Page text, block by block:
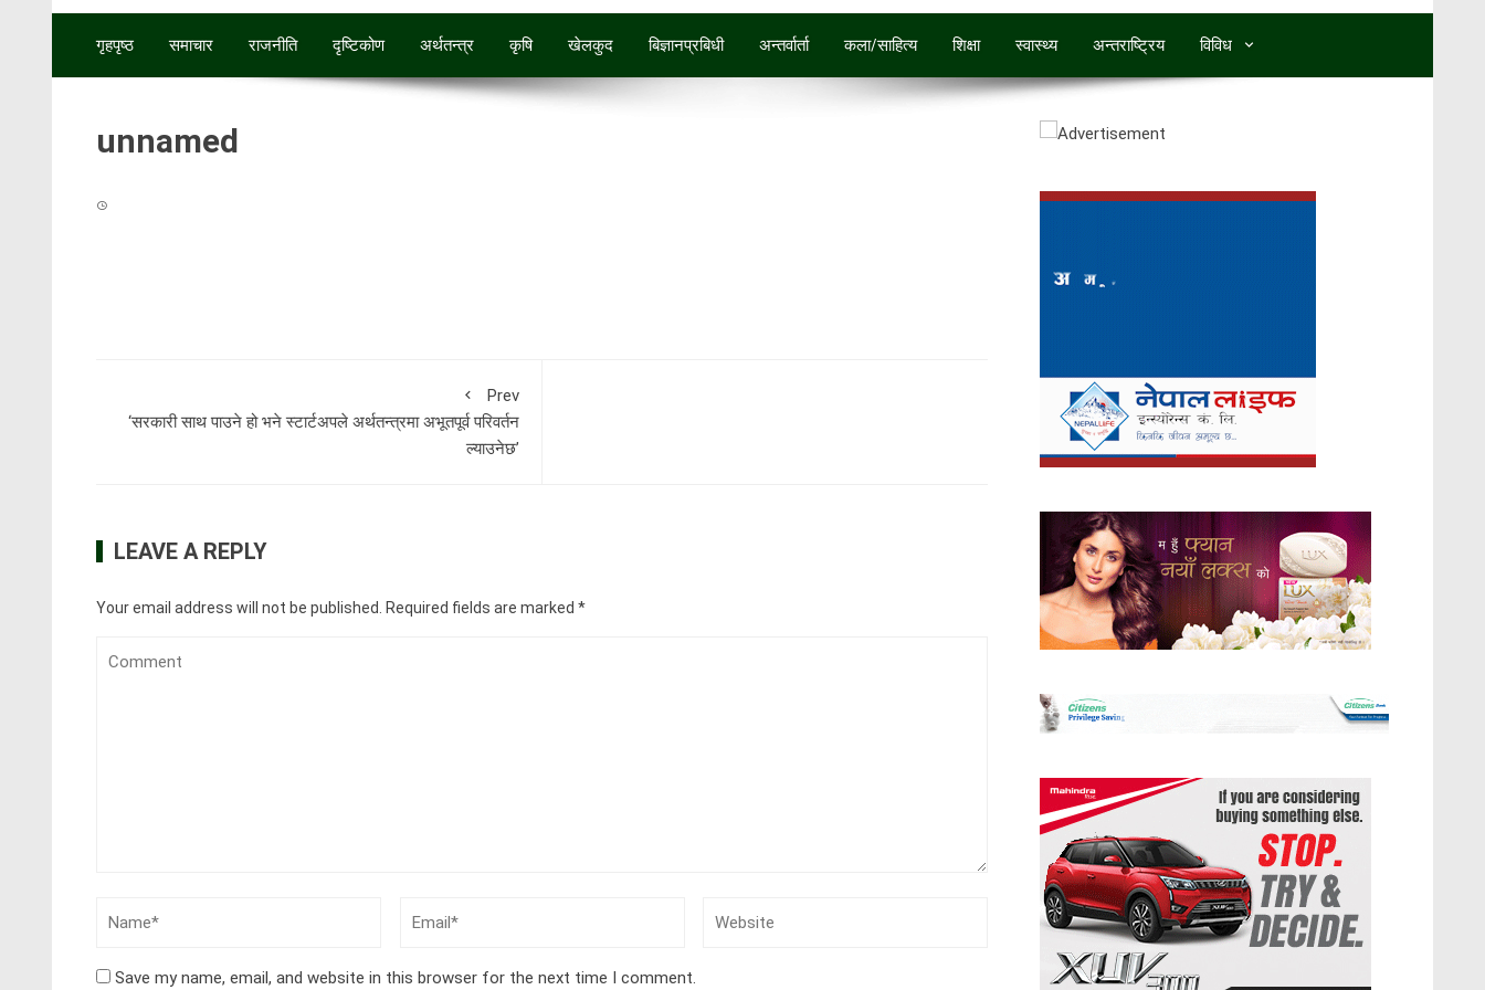
गृहपृष्ठ समाचार राजनीति दृष्टिकोण अर्थतन्‍त्र कृषि खेलकुद बिज्ञानप्रबिधी अन्तर्वार्ता कला/साहित्य शिक्षा स्वास्थ्य अन्तराष्ट्रिय विविध
unnamed
Prev
‘सरकारी साथ पाउने हो भने स्टार्टअपले अर्थतन्त्रमा अभूतपूर्व परिवर्तन
ल्याउनेछ’
LEAVE A REPLY
Your email address will not be published. Required fields are marked *
Save my name, email, and website in this browser for the next time I comment.